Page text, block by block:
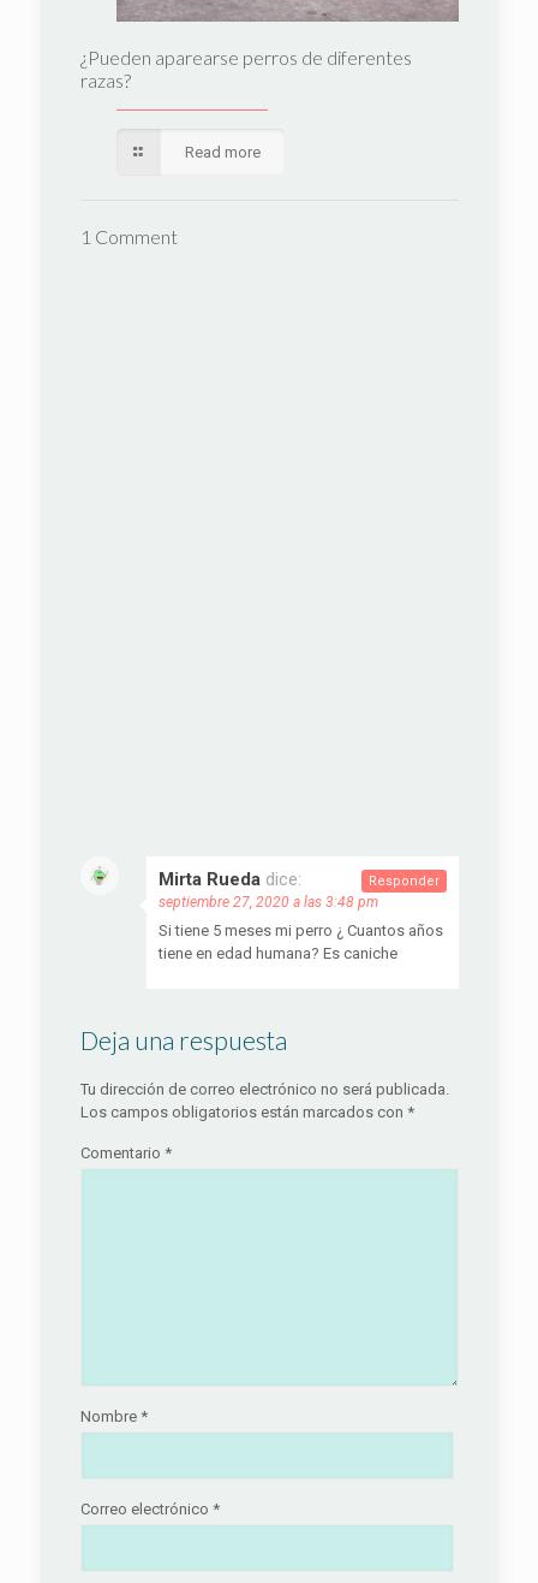
¿Pueden aparearse perros de diferentes
razas?
Read more
1 Comment
Mirta Rueda dice:
septiembre 27, 2020 a las 3:48 pm
Si tiene 5 meses mi perro ¿ Cuantos años
tiene en edad humana? Es caniche
Responder
Deja una respuesta
Tu dirección de correo electrónico no será publicada.
Los campos obligatorios están marcados con *
Comentario *
Nombre *
Correo electrónico *